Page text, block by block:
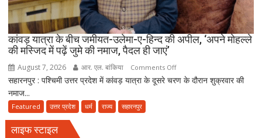
राशिद
सिद्दीकी
ने
कांवड़ यात्रा के बीच जमीयत-उलेमा-ए-हिन्द की अपील, ‘अपने मोहल्ले
की मस्जिद में पढ़ें जुमे की नमाज, पैदल ही जाएं’
August 7, 2026 आर. एल. बांकिया Comments Offon
कांवड़
सहारनपुर : पश्चिमी उत्तर प्रदेश में कांवड़ यात्रा के दूसरे चरण के दौरान शुक्रवार की
नमाज...
Featured उत्तर प्रदेश धर्म राज्य सहारनपुर
लाइफ स्टाइल